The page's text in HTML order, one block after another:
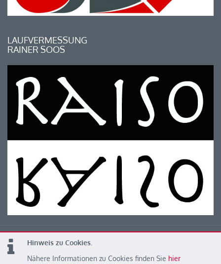
Hinweis zu Cookies.
Nähere Informationen zu Cookies finden Sie hier
LAUFVERMESSUNG
RAINER SOOS
© 2026 Kärntner Leichtathletik Verband